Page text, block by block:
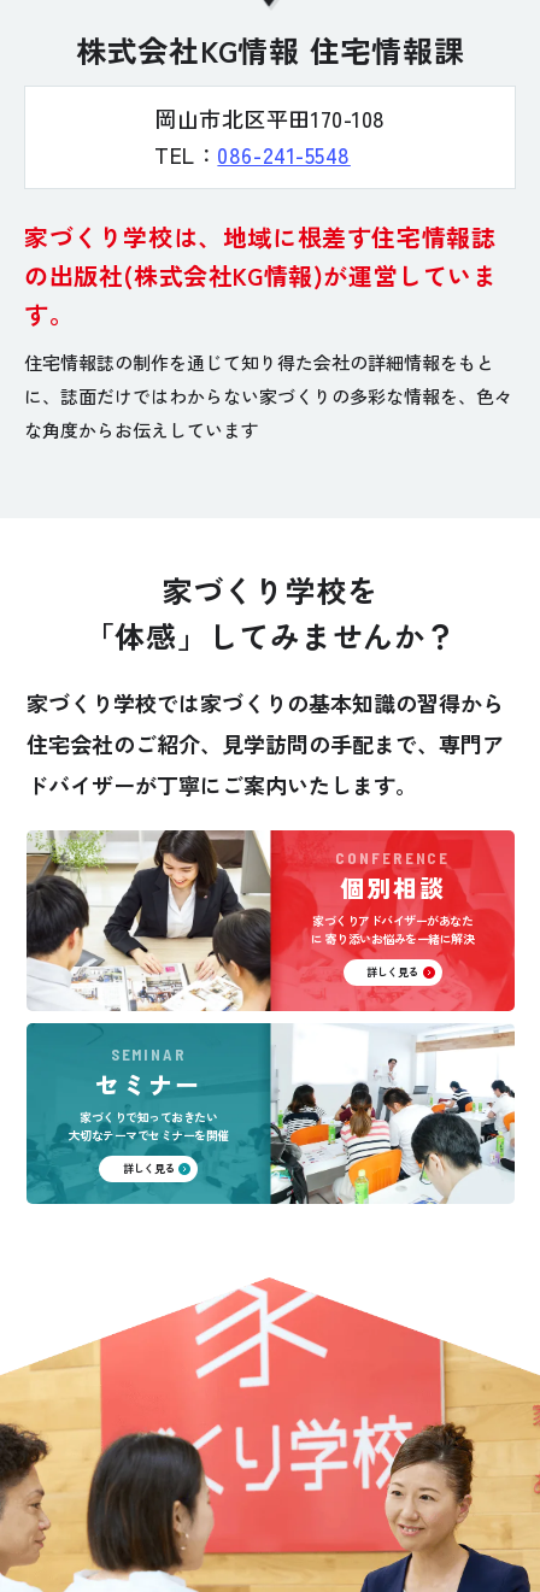
株式会社KG情報 住宅情報課
岡山市北区平田170-108
TEL： 086-241-5548
家づくり学校は、地域に根差す住宅情報誌
の出版社(株式会社KG情報)が運営していま
す。
住宅情報誌の制作を通じて知り得た会社の詳細情報をもと
に、 誌面だけではわからない家づくりの多彩な情報を、色々
な角度からお伝えしています
家づくり学校を
「体感」してみませんか？
家づくり学校では家づくりの基本知識の習得から
住宅会社のご紹介、見学訪問の手配まで、 専門ア
ドバイザーが丁寧にご案内いたします。
CONFERENCE
個別相談
家づくりアドバイザーがあなた
に 寄り添いお悩みを一緒に解決
詳しく見る
SEMINAR
セミナー
家づくりで知っておきたい
大切なテーマでセミナーを開催
詳しく見る